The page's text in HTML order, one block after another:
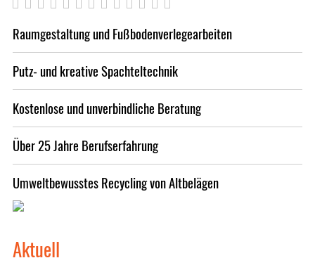
Raumgestaltung und Fußbodenverlegearbeiten
Putz- und kreative Spachteltechnik
Kostenlose und unverbindliche Beratung
Über 25 Jahre Berufserfahrung
Umweltbewusstes Recycling von Altbelägen
Aktuell